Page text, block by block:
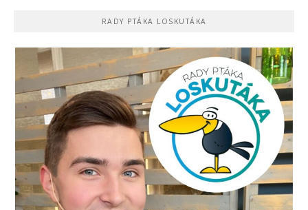
RADY PTÁKA LOSKUTÁKA